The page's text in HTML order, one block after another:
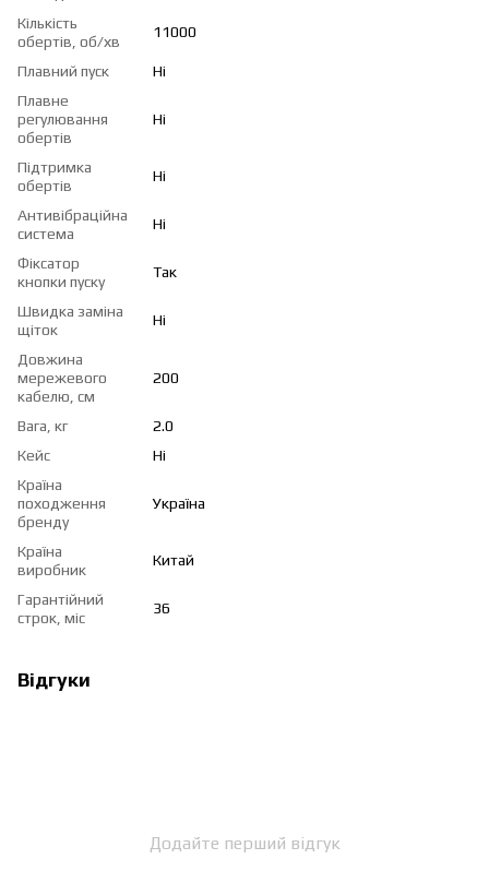
Кількість
обертів, об/хв
11000
Плавний пуск
Ні
Плавне
регулювання
обертів
Ні
Підтримка
обертів
Ні
Антивібраційна
система
Ні
Фіксатор
кнопки пуску
Так
Швидка заміна
щіток
Ні
Довжина
мережевого
кабелю, см
200
Вага, кг
2.0
Кейс
Ні
Країна
походження
бренду
Україна
Країна
виробник
Китай
Гарантійний
строк, міс
36
Відгуки
Додайте перший відгук